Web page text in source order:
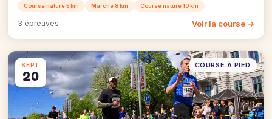
Course nature 5 km Marche 8 km Course nature 10 km
3 épreuves Voir la course →
SEPT
20
COURSE À PIED